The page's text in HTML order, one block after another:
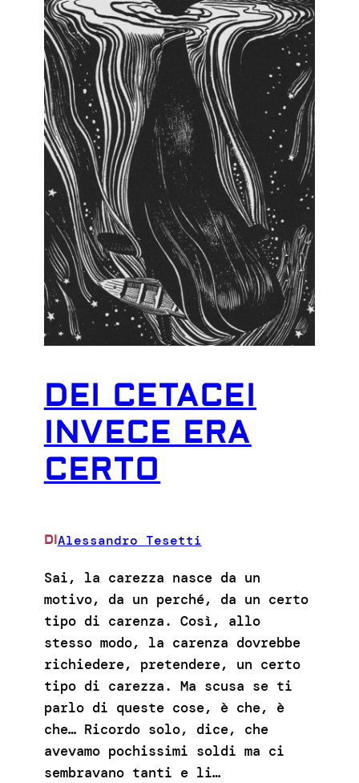
DEI CETACEI
INVECE ERA
CERTO
DIAlessandro Tesetti
Sai, la carezza nasce da un
motivo, da un perché, da un certo
tipo di carenza. Così, allo
stesso modo, la carenza dovrebbe
richiedere, pretendere, un certo
tipo di carezza. Ma scusa se ti
parlo di queste cose, è che, è
che… Ricordo solo, dice, che
avevamo pochissimi soldi ma ci
sembravano tanti e li…